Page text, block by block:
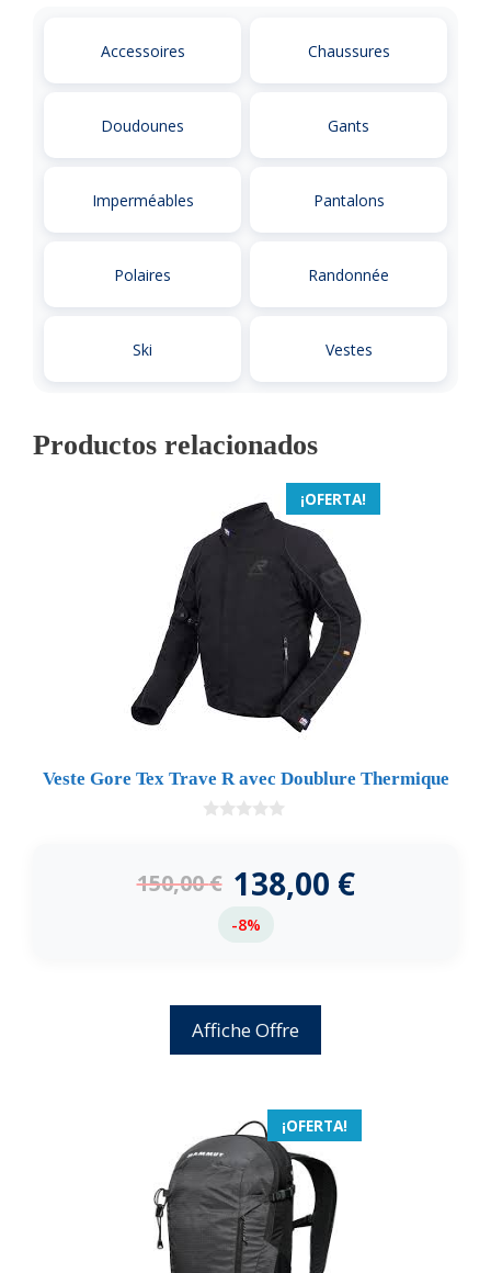
Accessoires Chaussures
Doudounes Gants
Imperméables Pantalons
Polaires Randonnée
Ski Vestes
Productos relacionados
¡OFERTA!
Veste Gore Tex Trave R avec Doublure Thermique
5
150,00€ 138,00 €
-8%
Affiche Offre
¡OFERTA!